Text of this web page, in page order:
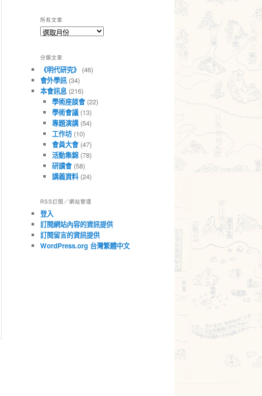
所有文章
所
章
分類文章
《明代研究》 (46)
會外學訊 (34)
本會訊息 (216)
學術座談會(22)
學術會議(13)
專題演講(54)
工作坊(10)
會員大會(47)
活動集錦(78)
研讀會(58)
講義資料(24)
RSS訂閱／網站管理
登入
訂閱網站內容的資訊提供
訂閱留言的資訊提供
WordPress.org 台灣繁體中文